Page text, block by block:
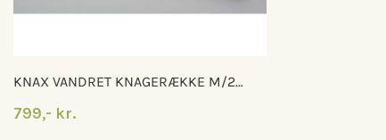
KNAX VANDRET KNAGERÆKKE M/2
799,- kr.